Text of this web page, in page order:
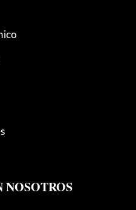
NOSOTROS